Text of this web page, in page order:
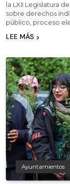
la LXII Legislatura
sobre derechos
público, proceso
LEE MÁS
Ayuntamientos